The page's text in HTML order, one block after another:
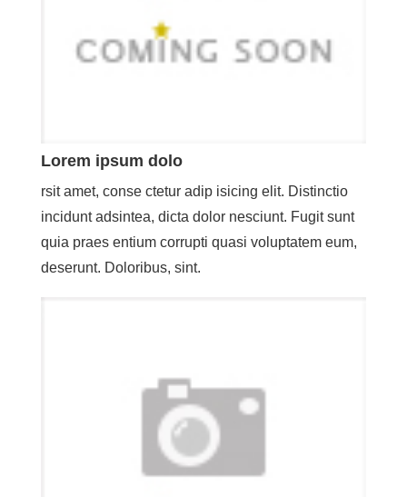
Lorem ipsum dolo
rsit amet, conse ctetur adip isicing elit. Distinctio
incidunt adsintea, dicta dolor nesciunt. Fugit sunt
quia praes entium corrupti quasi voluptatem eum,
deserunt. Doloribus, sint.